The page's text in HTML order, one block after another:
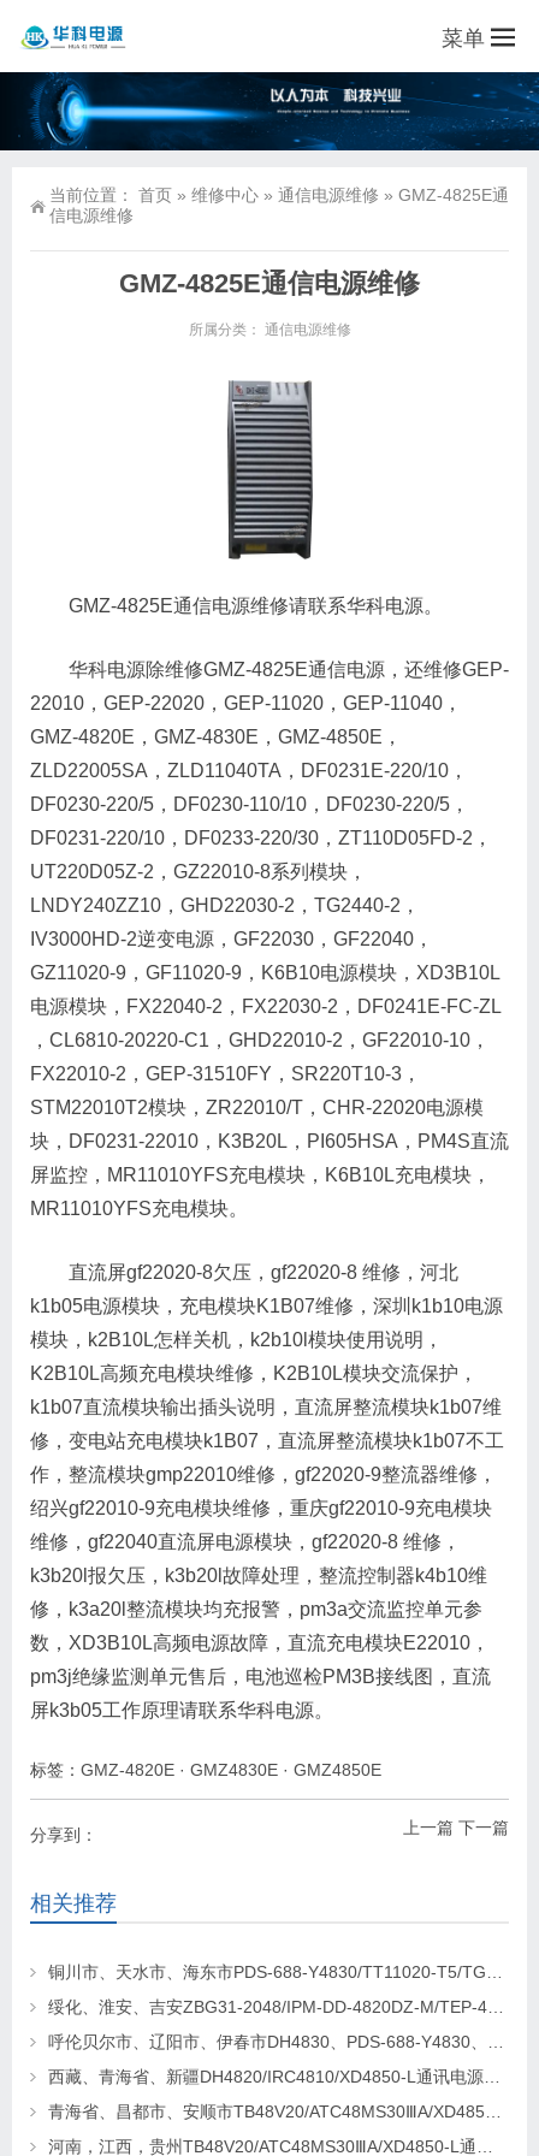
菜单
当前位置： 首页 » 维修中心 » 通信电源维修 » GMZ-4825E通
信电源维修
GMZ-4825E通信电源维修
所属分类： 通信电源维修
GMZ-4825E通信电源维修请联系华科电源。
华科电源除维修GMZ-4825E通信电源，还维修GEP-
22010，GEP-22020，GEP-11020，GEP-11040，
GMZ-4820E，GMZ-4830E，GMZ-4850E，
ZLD22005SA，ZLD11040TA，DF0231E-220/10，
DF0230-220/5，DF0230-110/10，DF0230-220/5，
DF0231-220/10，DF0233-220/30，ZT110D05FD-2，
UT220D05Z-2，GZ22010-8系列模块，
LNDY240ZZ10，GHD22030-2，TG2440-2，
IV3000HD-2逆变电源，GF22030，GF22040，
GZ11020-9，GF11020-9，K6B10电源模块，XD3B10L
电源模块，FX22040-2，FX22030-2，DF0241E-FC-ZL
，CL6810-20220-C1，GHD22010-2，GF22010-10，
FX22010-2，GEP-31510FY，SR220T10-3，
STM22010T2模块，ZR22010/T，CHR-22020电源模
块，DF0231-22010，K3B20L，PI605HSA，PM4S直流
屏监控，MR11010YFS充电模块，K6B10L充电模块，
MR11010YFS充电模块。
直流屏gf22020-8欠压，gf22020-8 维修，河北
k1b05电源模块，充电模块K1B07维修，深圳k1b10电源
模块，k2B10L怎样关机，k2b10l模块使用说明，
K2B10L高频充电模块维修，K2B10L模块交流保护，
k1b07直流模块输出插头说明，直流屏整流模块k1b07维
修，变电站充电模块k1B07，直流屏整流模块k1b07不工
作，整流模块gmp22010维修，gf22020-9整流器维修，
绍兴gf22010-9充电模块维修，重庆gf22010-9充电模块
维修，gf22040直流屏电源模块，gf22020-8 维修，
k3b20l报欠压，k3b20l故障处理，整流控制器k4b10维
修，k3a20l整流模块均充报警，pm3a交流监控单元参
数，XD3B10L高频电源故障，直流充电模块E22010，
pm3j绝缘监测单元售后，电池巡检PM3B接线图，直流
屏k3b05工作原理请联系华科电源。
标签： GMZ-4820E · GMZ4830E · GMZ4850E
上一篇 下一篇
分享到：
相关推荐
铜川市、天水市、海东市PDS-688-Y4830/TT11020-T5/TG4820-2通讯电源更换维修
绥化、淮安、吉安ZBG31-2048/IPM-DD-4820DZ-M/TEP-4820通讯电源更换维修
呼伦贝尔市、辽阳市、伊春市DH4830、PDS-688-Y4830、TEP-M30/48-F通讯电源更换及维修
西藏、青海省、新疆DH4820/IRC4810/XD4850-L通讯电源更换维修
青海省、昌都市、安顺市TB48V20/ATC48MS30ⅢA/XD4850-L通讯电源更换及维修
河南，江西，贵州TB48V20/ATC48MS30ⅢA/XD4850-L通讯电源更换及维修